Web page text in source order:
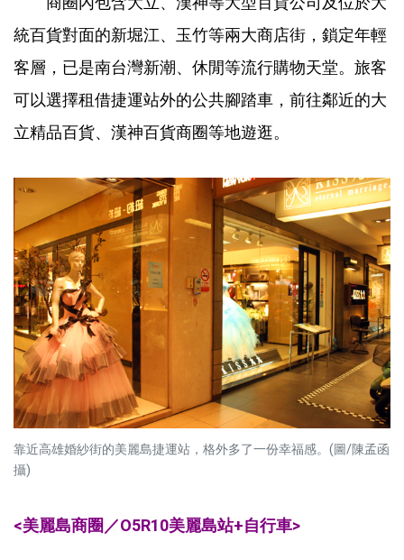
統百貨對面的新堀江、玉竹等兩大商店街，鎖定年輕
客層，已是南台灣新潮、休閒等流行購物天堂。旅客
可以選擇租借捷運站外的公共腳踏車，前往鄰近的大
立精品百貨、漢神百貨商圈等地遊逛。
靠近高雄婚紗街的美麗島捷運站，格外多了一份幸福感。(圖/陳孟函
攝)
<美麗島商圈／O5R10美麗島站+自行車>